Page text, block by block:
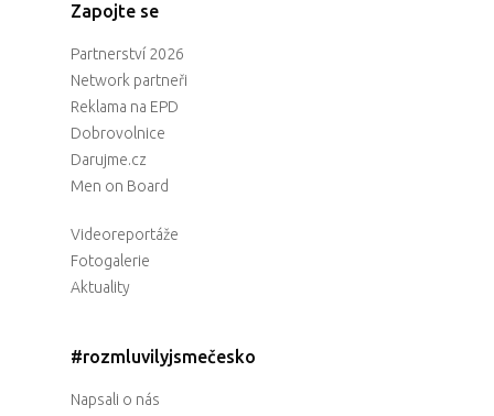
Zapojte se
Partnerství 2026
Network partneři
Reklama na EPD
Dobrovolnice
Darujme.cz
Men on Board
Videoreportáže
Fotogalerie
Aktuality
#rozmluvilyjsmečesko
Napsali o nás